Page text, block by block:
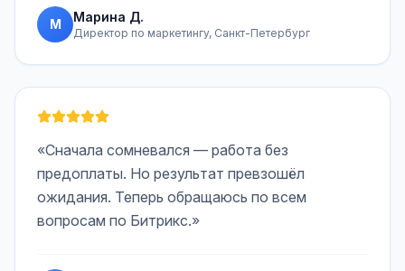
М Марина Д.
Директор по маркетингу, Санкт-Петербург
«Сначала сомневался — работа без
предоплаты. Но результат превзошёл
ожидания. Теперь обращаюсь по всем
вопросам по Битрикс.»